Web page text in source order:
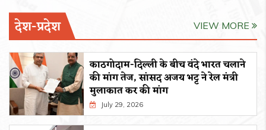
देश-प्रदेश VIEW MORE
काठगोदाम-दिल्ली के बीच वंदे भारत चलाने
की मांग तेज, सांसद अजय भट्ट ने रेल मंत्री
मुलाकात कर की मांग
July 29, 2026